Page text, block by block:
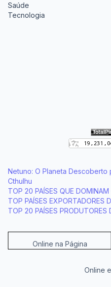
Saúde
Tecnologia
Netuno: O Planeta Descoberto
Cthulhu
TOP 20 PAÍSES QUE
TOP PAÍSES EXPORTADORES
TOP 20 PAÍSES PRODUTORES
Online na Página
Online